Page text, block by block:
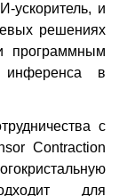
ускоритель, и
решениях
программным
в
с
Contraction
для